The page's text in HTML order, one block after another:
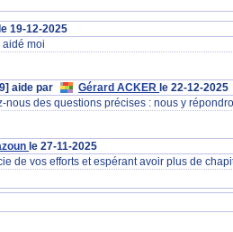
le 19-12-2025
aidé moi
aide par Gérard ACKER le 22-12-2025
nous des questions précises : nous y
le 27-11-2025
de vos efforts et espérant avoir plus de